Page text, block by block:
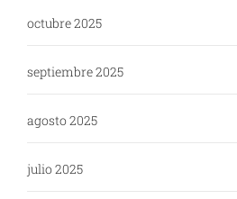
octubre 2025
septiembre 2025
agosto 2025
julio 2025